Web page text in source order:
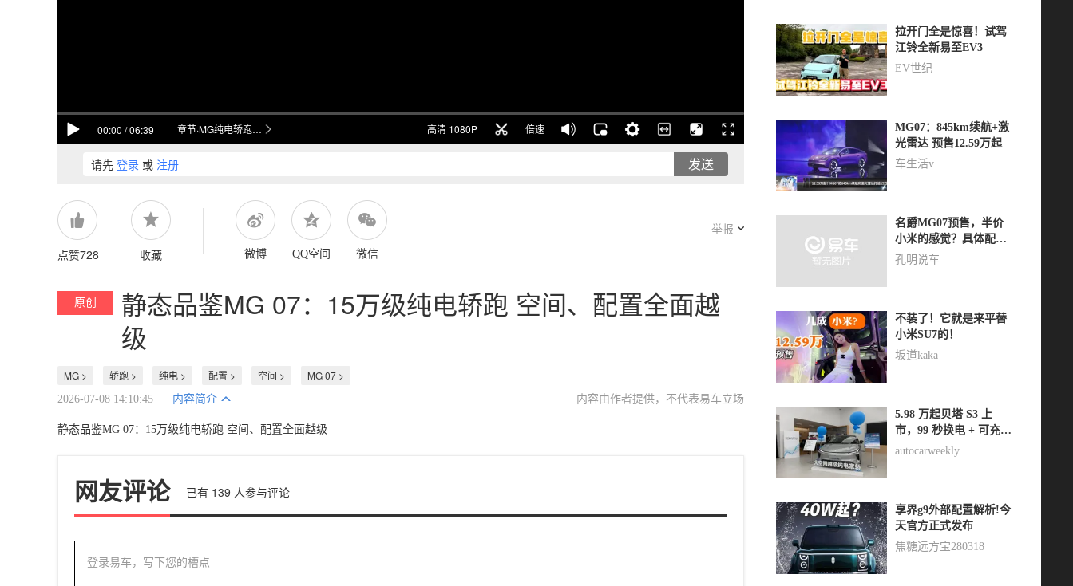
00:00 /06:39 章节·MG纯电轿跑静态体验开场 高清 1080P 倍速
请先 登录 或 注册 发送
点赞728 收藏 微博 QQ空间 微信
举报
原创
静态品鉴MG 07：15万级纯电轿跑 空间、配置全面越
级
MG > 轿跑 > 纯电 > 配置 > 空间 > MG 07 >
2026-07-08 14:10:45 内容简介 内容由作者提供，不代表易车立场
静态品鉴MG 07：15万级纯电轿跑 空间、配置全面越级
网友评论 已有 139 人参与评论
登录易车，写下您的槽点
拉开门全是惊喜！试驾
江铃全新易至EV3
EV世纪
MG07：845km续航+激
光雷达 预售12.59万起
车生活v
名爵MG07预售，半价
小米的感觉？具体配置
怎么选？
孔明说车
不装了！它就是来平替
小米SU7的！
坂道kaka
5.98 万起贝塔 S3 上
市，99 秒换电 + 可充可
换双模式
autocarweekly
享界g9外部配置解析!今
天官方正式发布
焦糖远方宝280318